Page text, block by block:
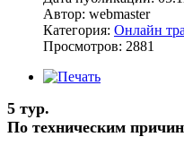
Автор: webmaster
Категория: Онлайн
Просмотров: 2881
5 тур.
По техническим